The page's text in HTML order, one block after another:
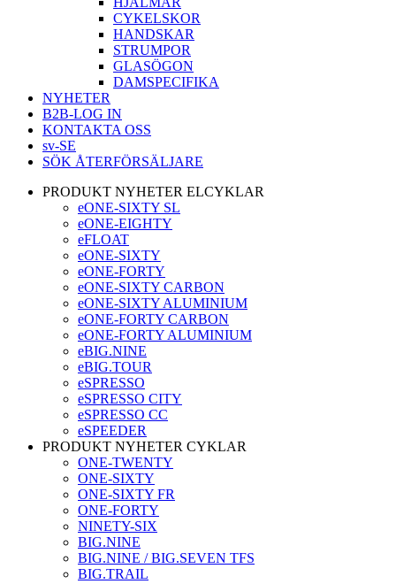
CYKELSKOR
HANDSKAR
STRUMPOR
GLASÖGON
DAMSPECIFIKA
NYHETER
B2B-LOG IN
KONTAKTA OSS
sv-SE
SÖK ÅTERFÖRSÄLJARE
PRODUKT NYHETER ELCYKLAR
eONE-SIXTY SL
eONE-EIGHTY
eFLOAT
eONE-SIXTY
eONE-FORTY
eONE-SIXTY CARBON
eONE-SIXTY ALUMINIUM
eONE-FORTY CARBON
eONE-FORTY ALUMINIUM
eBIG.NINE
eBIG.TOUR
eSPRESSO
eSPRESSO CITY
eSPRESSO CC
eSPEEDER
PRODUKT NYHETER CYKLAR
ONE-TWENTY
ONE-SIXTY
ONE-SIXTY FR
ONE-FORTY
NINETY-SIX
BIG.NINE
BIG.NINE / BIG.SEVEN TFS
BIG.TRAIL